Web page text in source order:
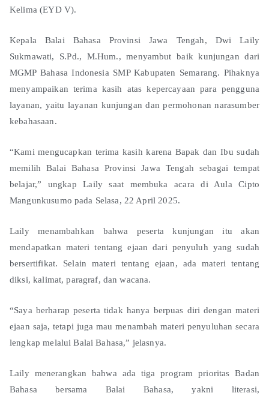
Kelima (EYD V).
Kepala Balai Bahasa Provinsi Jawa Tengah, Dwi Laily
Sukmawati, S.Pd., M.Hum., menyambut baik kunjungan dari
MGMP Bahasa Indonesia SMP Kabupaten Semarang. Pihaknya
menyampaikan terima kasih atas kepercayaan para pengguna
layanan, yaitu layanan kunjungan dan permohonan narasumber
kebahasaan.
“Kami mengucapkan terima kasih karena Bapak dan Ibu sudah
memilih Balai Bahasa Provinsi Jawa Tengah sebagai tempat
belajar,” ungkap Laily saat membuka acara di Aula Cipto
Mangunkusumo pada Selasa, 22 April 2025.
Laily menambahkan bahwa peserta kunjungan itu akan
mendapatkan materi tentang ejaan dari penyuluh yang sudah
bersertifikat. Selain materi tentang ejaan, ada materi tentang
diksi, kalimat, paragraf, dan wacana.
“Saya berharap peserta tidak hanya berpuas diri dengan materi
ejaan saja, tetapi juga mau menambah materi penyuluhan secara
lengkap melalui Balai Bahasa,” jelasnya.
Laily menerangkan bahwa ada tiga program prioritas Badan
Bahasa bersama Balai Bahasa, yakni literasi,